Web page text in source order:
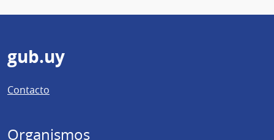
Pie
de
página
gub.uy
Contacto
Organismos